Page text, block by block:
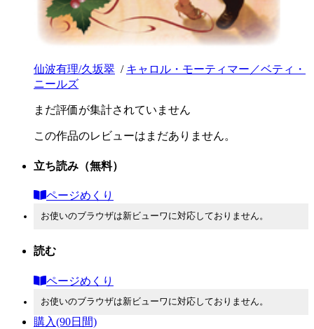
仙波有理/久坂翠 / キャロル・モーティマー／ベティ・
ニールズ
まだ評価が集計されていません
この作品のレビューはまだありません。
立ち読み （無料）
ページめくり
お使いのブラウザは新ビューワに対応しておりません。
読む
ページめくり
お使いのブラウザは新ビューワに対応しておりません。
購入(90日間)